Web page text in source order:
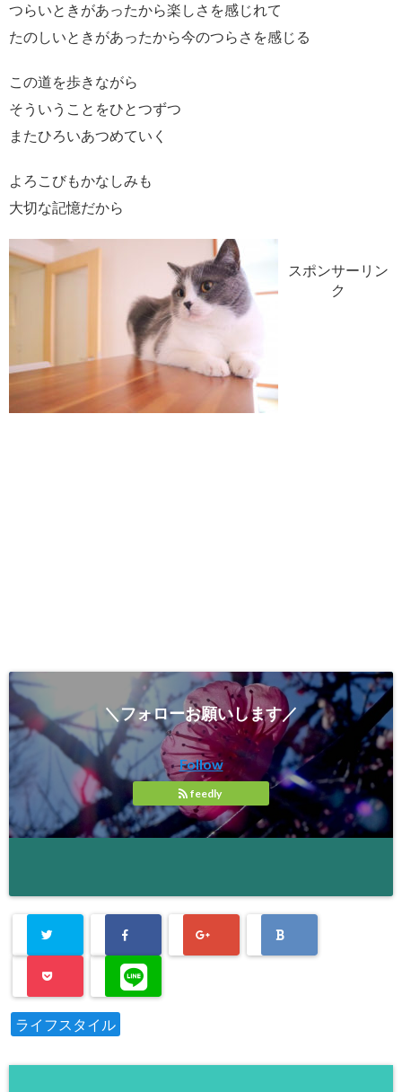
つらいときがあったから楽しさを感じれて
たのしいときがあったから今のつらさを感じる
この道を歩きながら
そういうことをひとつずつ
またひろいあつめていく
よろこびもかなしみも
大切な記憶だから
スポンサーリン
ク
＼フォローお願いします／
Follow
feedly
ライフスタイル